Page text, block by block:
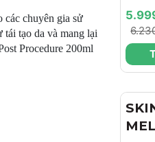
các chuyên gia sử
tái tạo da và mang lại
Procedure 200ml
Tạo
+
Hóa